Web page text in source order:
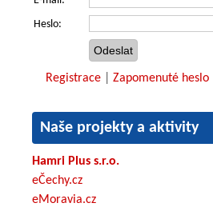
Heslo:
Registrace Zapomenuté heslo
Naše projekty a aktivity
Hamri Plus s.r.o.
eČechy.cz
eMoravia.cz